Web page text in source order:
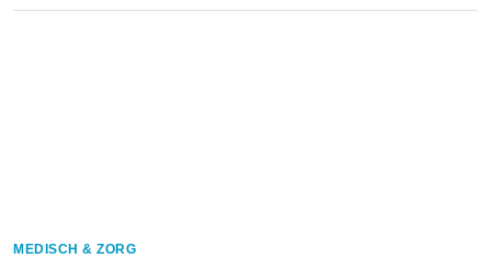
MEDISCH & ZORG